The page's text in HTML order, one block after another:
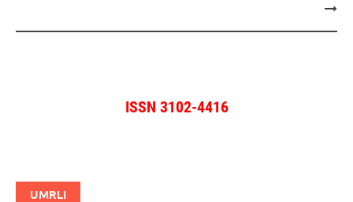
ISSN 3102-4416
UMRLI